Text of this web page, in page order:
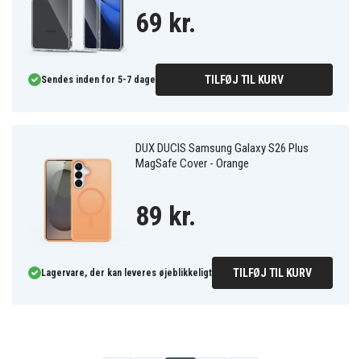
69 kr.
Sendes inden for 5-7 dage TILFØJ TIL KURV
DUX DUCIS Samsung Galaxy S26 Plus
MagSafe Cover - Orange
89 kr.
Lagervare, der kan leveres øjeblikkeligt TILFØJ TIL KURV